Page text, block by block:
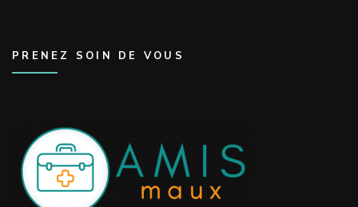
PRENEZ SOIN DE VOUS